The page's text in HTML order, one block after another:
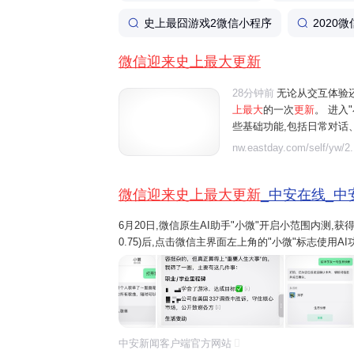
史上最囧游戏2微信小程序 2020微
微信迎来史上最大更新
28分钟前 无论从交互体验
上最大的一次更新。 进入
些基础功能,包括日常对话
行朋友圈管理等。例如"
nw.eastday.com/self/yw/
微信迎来史上最大更新 _中安在线_
6月20日,微信原生AI助手"小微"开启小范围内测,获
0.75)后,点击微信主界面左上角的"小微"标志使用
微"的互动。 界面新闻记者在第一时间体验了"小
看,这都是称得上是微...
中安新闻客户端官方网站